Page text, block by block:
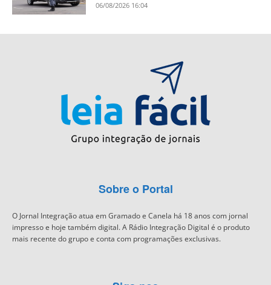
06/08/2026 16:04
Sobre o Portal
O Jornal Integração atua em Gramado e Canela há 18 anos com jornal
impresso e hoje também digital. A Rádio Integração Digital é o produto
mais recente do grupo e conta com programações exclusivas.